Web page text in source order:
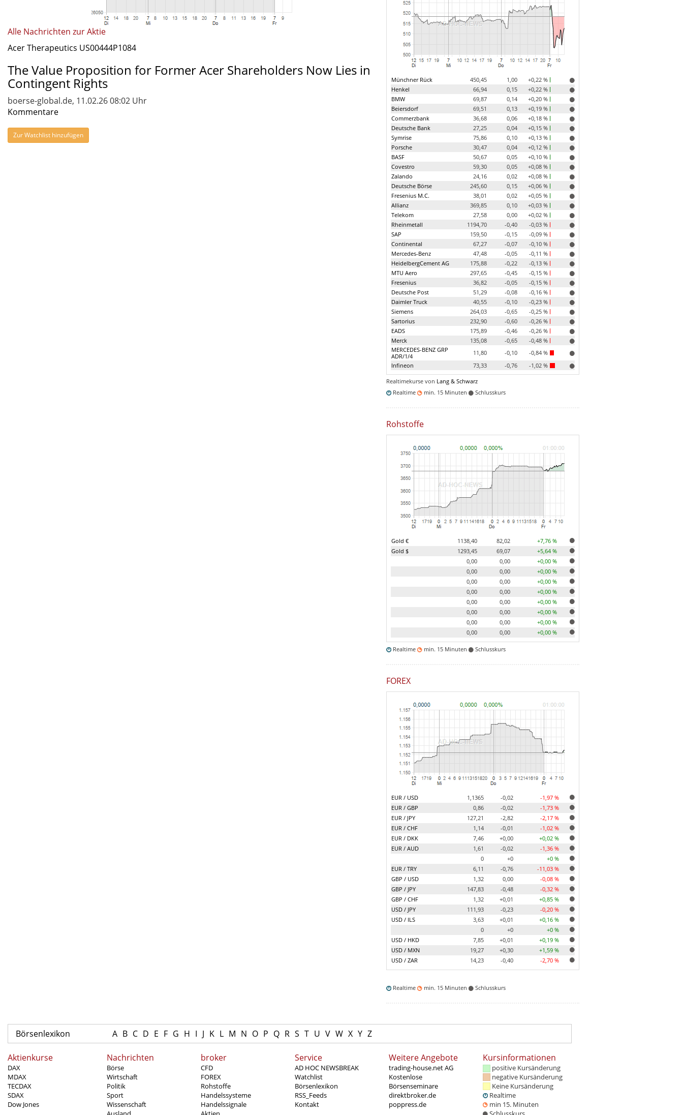
Alle Nachrichten zur Aktie
Acer Therapeutics US00444P1084
The Value Proposition for Former Acer Shareholders Now Lies in
Contingent Rights
boerse-global.de, 11.02.26 08:02 Uhr
Kommentare
Zur Watchlist hinzufügen
Münchner Rück 450,45 1,00
+0,22 %
Henkel
66,94 0,15
+0,22 %
BMW
69,87 0,14
+0,20 %
Beiersdorf
69,51 0,13
+0,19 %
Commerzbank
36,68 0,06
+0,18 %
Deutsche Bank
27,25 0,04
+0,15 %
Symrise
75,86 0,10
+0,13 %
Porsche
30,47 0,04
+0,12 %
BASF
50,67 0,05
+0,10 %
Covestro
59,30 0,05
+0,08 %
Zalando
24,16 0,02
+0,08 %
Deutsche Börse
245,60 0,15
+0,06 %
Fresenius M.C.
38,01 0,02
+0,05 %
Allianz
369,85 0,10
+0,03 %
Telekom
27,58 0,00
+0,02 %
Rheinmetall
1194,70 -0,40
-0,03 %
SAP
159,50 -0,15
-0,09 %
Continental
67,27 -0,07
-0,10 %
Mercedes-Benz
47,48 -0,05
-0,11 %
HeidelbergCement AG
175,88 -0,22
-0,13 %
MTU Aero
297,65 -0,45
-0,15 %
Fresenius
36,82 -0,05
-0,15 %
Deutsche Post
51,29 -0,08
-0,16 %
Daimler Truck
40,55 -0,10
-0,23 %
Siemens
264,03 -0,65
-0,25 %
Sartorius
232,90 -0,60
-0,26 %
EADS
175,89 -0,46
-0,26 %
Merck
135,08 -0,65
-0,48 %
MERCEDES-BENZ GRP
ADR/1/4
11,80 -0,10
-0,84 %
Infineon
73,33 -0,76 -1,02 %
Realtimekurse von Lang & Schwarz
Realtime
min. 15 Minuten Schlusskurs
Rohstoffe
Gold € 1138,40 82,02
+7,76 %
Gold $
1293,45 69,07
+5,64 %
0,00
0,00
+0,00 %
0,00
0,00
+0,00 %
0,00
0,00
+0,00 %
0,00
0,00
+0,00 %
0,00
0,00
+0,00 %
0,00
0,00
+0,00 %
0,00
0,00
+0,00 %
0,00
0,00 +0,00 %
Realtime min. 15 Minuten Schlusskurs
FOREX
EUR / USD 1,1365 -0,02
-1,97 %
EUR / GBP
0,86 -0,02
-1,73 %
EUR / JPY
127,21 -2,82
-2,17 %
EUR / CHF
1,14 -0,01
-1,02 %
EUR / DKK
7,46 +0,00
+0,02 %
EUR / AUD
1,61 -0,02
-1,36 %
0
+0
+0 %
EUR / TRY
6,11 -0,76
-11,03 %
GBP / USD
1,32 0,00
-0,08 %
GBP / JPY
147,83 -0,48
-0,32 %
GBP / CHF
1,32 +0,01
+0,85 %
USD / JPY
111,93 -0,23
-0,20 %
USD / ILS
3,63 +0,01
+0,16 %
0
+0
+0 %
USD / HKD
7,85 +0,01
+0,19 %
USD / MXN
19,27 +0,30
+1,59 %
USD / ZAR
14,23 -0,40 -2,70 %
Realtime min. 15 Minuten Schlusskurs
Börsenlexikon A B C D E F G H I J K L M N O P Q R S T U V W X Y Z
Aktienkurse
DAX
MDAX
TECDAX
SDAX
Dow Jones
Nachrichten
Börse
Wirtschaft
Politik
Sport
Wissenschaft
broker
CFD
FOREX
Rohstoffe
Handelssysteme
Handelssignale
Service
AD HOC NEWSBREAK
Watchlist
Börsenlexikon
RSS_Feeds
Kontakt
Weitere Angebote
trading-house.net AG
Kostenlose
Börsenseminare
direktbroker.de
poppress.de
Kursinformationen
positive Kursänderung
negative Kursänderung
Keine Kursänderung
Realtime
min 15. Minuten